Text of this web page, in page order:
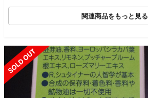
関連商品をもっと見る
SOLD OUT